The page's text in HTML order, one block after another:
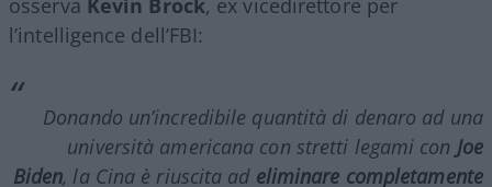
l’intelligence dell’FBI:
Donando un’incredibile quantità di denaro ad una
università americana con stretti legami con Joe
Biden, la Cina è riuscita ad eliminare completamente